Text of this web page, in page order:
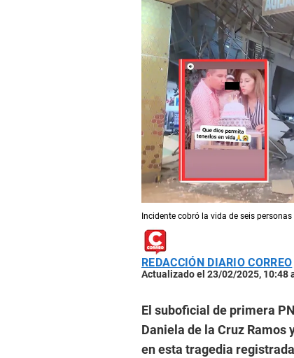
Incidente cobró la vida de seis
REDACCIÓN DIARIO CORREO
Actualizado el 23/02/2025, 10:48
El suboficial de primera
Daniela de la Cruz Ramos
en esta tragedia